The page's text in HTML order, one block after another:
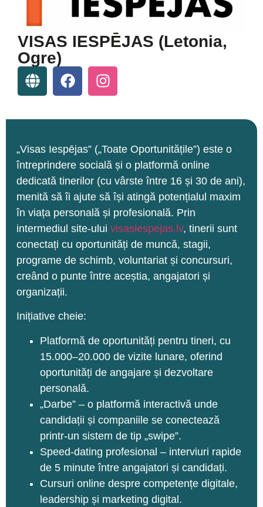
VISAS IESPĒJAS (Letonia,
Ogre)
„Visas Iespējas” („Toate Oportunitățile”) este o
întreprindere socială și o platformă online
dedicată tinerilor (cu vârste între 16 și 30 de ani),
menită să îi ajute să își atingă potențialul maxim
în viața personală și profesională. Prin
intermediul site-ului visasiespejas.lv, tinerii sunt
conectați cu oportunități de muncă, stagii,
programe de schimb, voluntariat și concursuri,
creând o punte între aceștia, angajatori și
organizații.
Inițiative cheie:
Platformă de oportunități pentru tineri, cu
15.000–20.000 de vizite lunare, oferind
oportunități de angajare și dezvoltare
personală.
„Darbe” – o platformă interactivă unde
candidații și companiile se conectează
printr-un sistem de tip „swipe”.
Speed-dating profesional – interviuri rapide
de 5 minute între angajatori și candidați.
Cursuri online despre competențe digitale,
leadership și marketing digital.